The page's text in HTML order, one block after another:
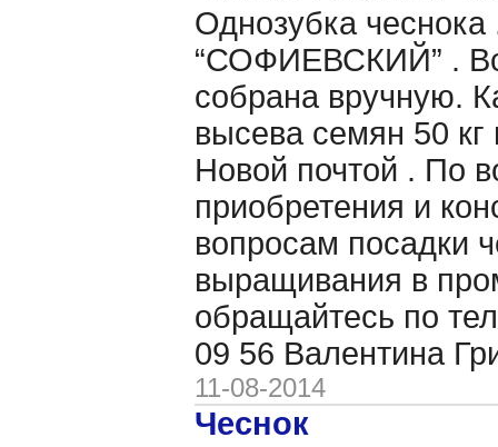
Однозубка чеснока
“СОФИЕВСКИЙ” .
собрана вручную.
высева семян 50 кг
Новой почтой . По
приобретения и
вопросам посадки
выращивания в
обращайтесь по
09 56 Валентина
11-08-2014
Чеснок